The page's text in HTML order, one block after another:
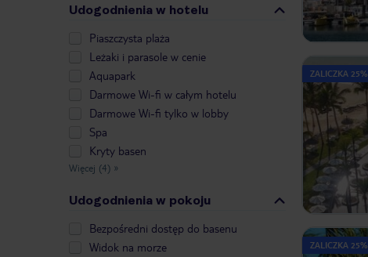
Udogodnienia w hotelu
Piaszczysta plaża
Leżaki i parasole w cenie
Aquapark
Darmowe Wi-fi w całym hotelu
Darmowe Wi-fi tylko w lobby
Spa
Kryty basen
Więcej (4) »
Udogodnienia w pokoju
Bezpośredni dostęp do basenu
Widok na morze
ZALICZKA 25%
ZALICZKA 25%